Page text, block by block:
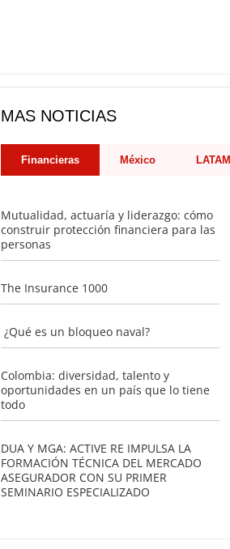
MAS NOTICIAS
Financieras México LATAM
Mutualidad, actuaría y liderazgo: cómo
construir protección financiera para las
personas
The Insurance 1000
¿Qué es un bloqueo naval?
Colombia: diversidad, talento y
oportunidades en un país que lo tiene
todo
DUA Y MGA: ACTIVE RE IMPULSA LA
FORMACIÓN TÉCNICA DEL MERCADO
ASEGURADOR CON SU PRIMER
SEMINARIO ESPECIALIZADO